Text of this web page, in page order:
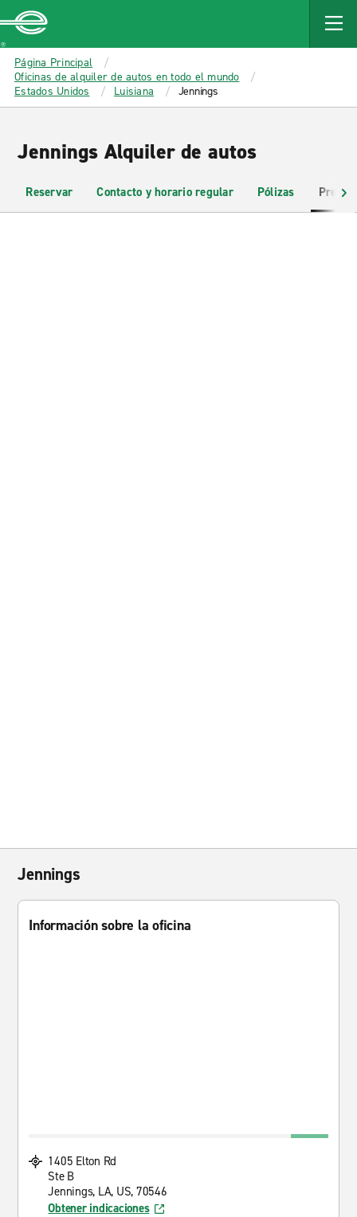
MAIN
CONTENT
Enterprise
Página Principal
Oficinas de alquiler de autos en todo el mundo
Estados Unidos
Luisiana Jennings
Jennings Alquiler de autos
Reservar Contacto y horario regular Pólizas
Jennings
Información sobre la oficina
1405 Elton Rd
Ste B
Jennings, LA, US, 70546
Obtener indicaciones